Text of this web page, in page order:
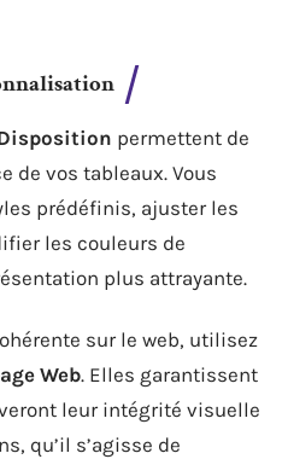
permettent de
de vos tableaux. Vous
prédéfinis, ajuster les
les couleurs de
plus attrayante.
sur le web, utilisez
Web. Elles garantissent
leur intégrité visuelle
qu’il s’agisse de